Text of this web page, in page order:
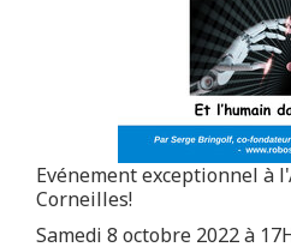
Evénement exceptionnel à
Corneilles!
Samedi 8 octobre 2022 à